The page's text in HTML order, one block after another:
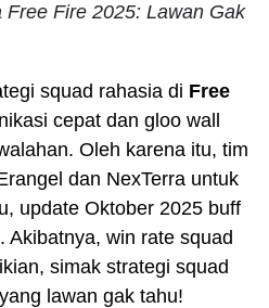
Fire 2025: Lawan Gak
squad rahasia di Free
cepat dan gloo wall
Oleh karena itu, tim
dan NexTerra untuk
update Oktober 2025 buff
Akibatnya, win rate squad
simak strategi squad
lawan gak tahu!